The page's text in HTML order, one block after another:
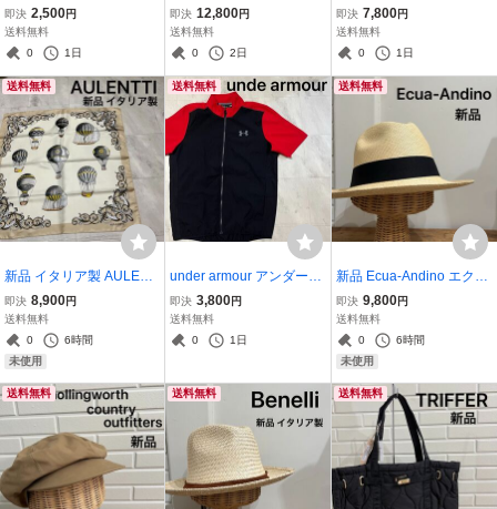
ニバース LB.04 Tシャツ
半袖 カットソー クルーネ
ック ホワイト L 玉mc395
即決 2,500円
送料無料
0
1日
00BC-1JF 腕時計 電波ソ
ーラー マルチバンド6 絶
版 デジタル 稼働品 玉ya1
即決 12,800円
送料無料
0
2日
n ポロ ラルフローレン セ
ーター ウール ニット 90
年代 ヴィンテージ アメカ
玉ya1184
即決 7,800円
送料無料
0
1日
送料無料
新品 イタリア製 AULENT
TI オウレンティ スカーフ
バンダナ 巻物 アクセント
ヴィンテージテイスト 小
物 気球 ベージュ 玉ya167
即決 8,900円
送料無料
0
6時間
未使用
送料無料
under armour アンダーア
ーマー ナイロンジャケッ
ト 半袖 ジップアップ プリ
ントロゴ スポーツ トレー
即決 3,800円
送料無料
0
1日
送料無料
新品 Ecua-Andino エクア
アンディーノ パナマハッ
ト 中折れハット 麦わら帽
子 ストローハット ブラッ
クリボン panama hats 玉
即決 9,800円
送料無料
0
6時間
未使用
送料無料 送料無料 送料無料